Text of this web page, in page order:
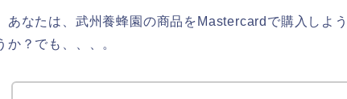
あなたは、武州養蜂園の商品をMastercardで購入しよ
か？でも、、、。